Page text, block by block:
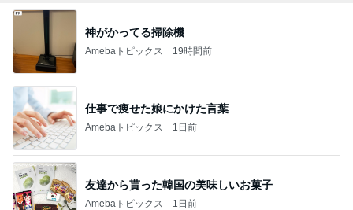
神がかってる掃除機
Amebaトピックス 19時間前
仕事で痩せた娘にかけた言葉
Amebaトピックス 1日前
友達から貰った韓国の美味しいお菓子
Amebaトピックス 1日前